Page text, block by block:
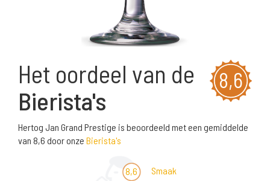
8,6
Het oordeel van de
Bierista's
Hertog Jan Grand Prestige is beoordeeld met een gemiddelde
van 8,6 door onze Bierista's
8,6 Smaak